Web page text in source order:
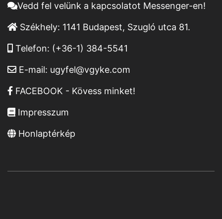
Vedd fel velünk a kapcsolatot Messenger-en!
Székhely: 1141 Budapest, Szugló utca 81.
Telefon: (+36-1) 384-5541
E-mail: ugyfel@vgyke.com
FACEBOOK - Kövess minket!
Impresszum
Honlaptérkép